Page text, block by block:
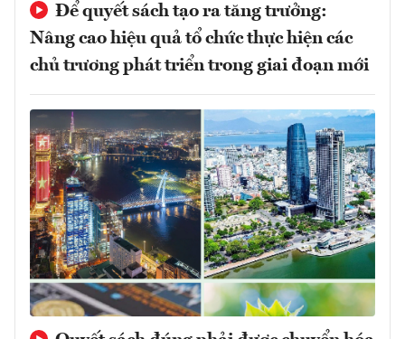
Để quyết sách tạo ra tăng trưởng:
Nâng cao hiệu quả tổ chức thực hiện các
chủ trương phát triển trong giai đoạn mới